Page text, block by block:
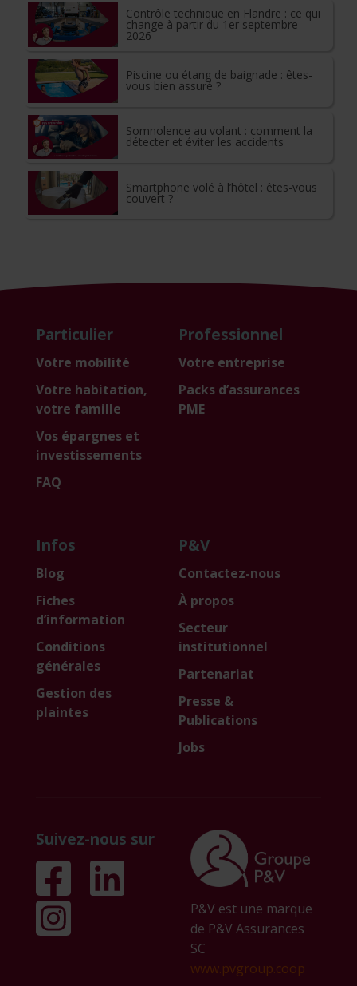
Contrôle technique en Flandre : ce qui
change à partir du 1er septembre
2026
Piscine ou étang de baignade : êtes-
vous bien assuré ?
Somnolence au volant : comment la
détecter et éviter les accidents
Smartphone volé à l’hôtel : êtes-vous
couvert ?
Particulier
Votre mobilité
Votre habitation,
votre famille
Vos épargnes et
investissements
FAQ
Professionnel
Votre entreprise
Packs d’assurances
PME
Infos
Blog
Fiches
d’information
Conditions
générales
Gestion des
plaintes
P&V
Contactez-nous
À propos
Secteur
institutionnel
Partenariat
Presse &
Publications
Jobs
Suivez-nous sur
P&V est une marque
de P&V Assurances
SC
www.pvgroup.coop